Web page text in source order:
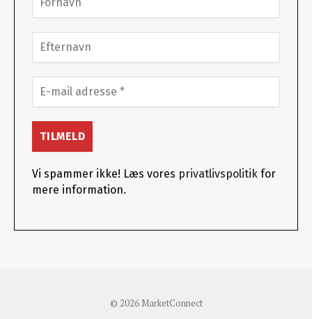
Vi spammer ikke! Læs vores privatlivspolitik for
mere information.
© 2026 MarketConnect